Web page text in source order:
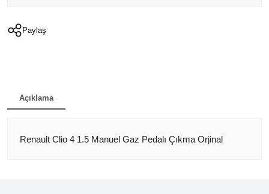
Paylaş
Açıklama
Renault Clio 4 1.5 Manuel Gaz Pedalı Çıkma Orjinal